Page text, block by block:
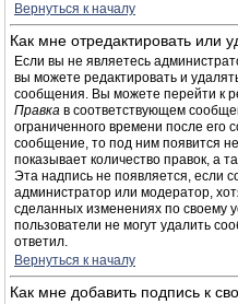
Вернуться к началу
Как мне отредактировать или
Если вы не являетесь
вы можете редактировать и
сообщения. Вы можете перейти к
Правка в соответствующем
ограниченного времени после его
сообщение, то под ним появится
показывает количество правок, а
Эта надпись не появляется, если
администратор или модератор,
сделанных изменениях по своему
пользователи не могут удалить
ответил.
Вернуться к началу
Как мне добавить подпись к